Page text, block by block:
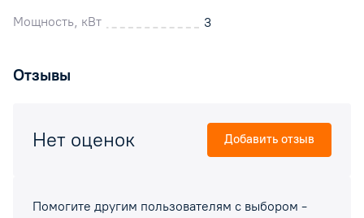
Мощность, кВт
3
Отзывы
Помогите другим пользователям с выбором -
Нет оценок Добавить отзыв